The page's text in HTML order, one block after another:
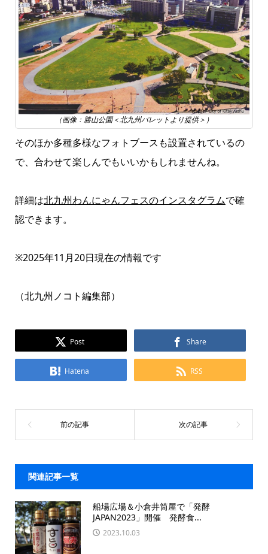
（画像：勝山公園＜北九州パレットより提供＞）
そのほか多種多様なフォトブースも設置されているの
で、合わせて楽しんでもいいかもしれませんね。
詳細は北九州わんにゃんフェスのインスタグラムで確
認できます。
※2025年11月20日現在の情報です
（北九州ノコト編集部）
Post Share
Hatena RSS
関連記事一覧
船場広場＆小倉井筒屋で「発酵
JAPAN2023」開催 発酵食...
2023.10.03